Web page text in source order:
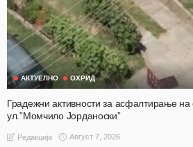
АКТУЕЛНО ОХРИД
Градежни активности за асфалтирање
ул.”Момчило Јорданоски”
Редакција Август 7, 2026